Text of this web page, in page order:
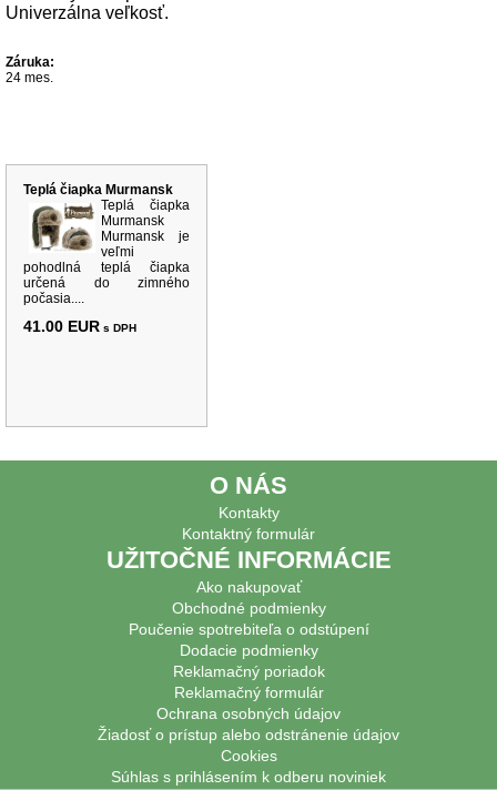
Univerzálna veľkosť.
Záruka:
24 mes.
Teplá čiapka Murmansk
Teplá čiapka
Murmansk
Murmansk je
veľmi
pohodlná teplá čiapka
určená do zimného
počasia....
41.00 EUR s DPH
O NÁS
Kontakty
Kontaktný formulár
UŽITOČNÉ INFORMÁCIE
Ako nakupovať
Obchodné podmienky
Poučenie spotrebiteľa o odstúpení
Dodacie podmienky
Reklamačný poriadok
Reklamačný formulár
Ochrana osobných údajov
Žiadosť o prístup alebo odstránenie údajov
Cookies
Súhlas s prihlásením k odberu noviniek